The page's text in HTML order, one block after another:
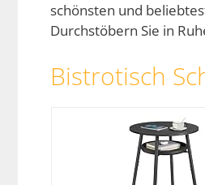
schönsten und
Durchstöbern Sie in
Bistrotisch